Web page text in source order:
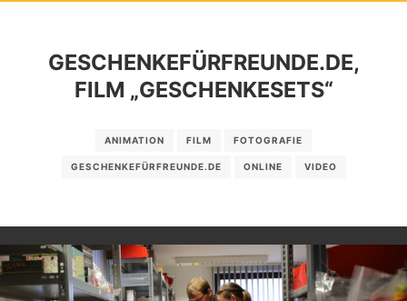
GESCHENKEFÜRFREUNDE.DE,
FILM „GESCHENKESETS“
ANIMATION FILM FOTOGRAFIE
GESCHENKEFÜRFREUNDE.DE ONLINE VIDEO